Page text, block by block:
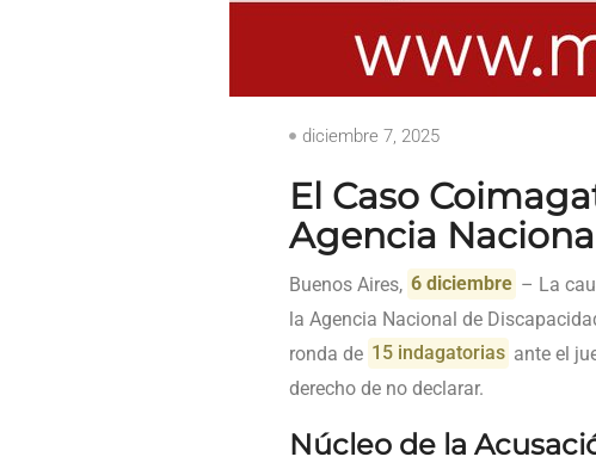
diciembre 7, 2025
El Caso
Agencia
Buenos Aires, 6 diciembre – La
la Agencia Nacional de
ronda de 15 indagatorias ante el
derecho de no declarar.
Núcleo de la